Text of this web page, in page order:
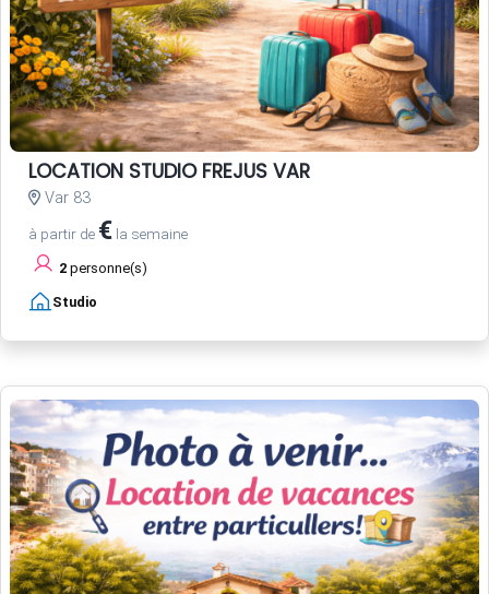
LOCATION STUDIO FREJUS VAR
Var 83
à partir de € la semaine
2 personne(s)
Studio